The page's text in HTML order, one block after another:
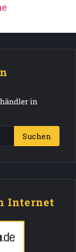
in
Suchen
Internet